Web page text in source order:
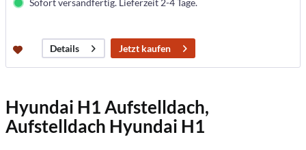
Sofort versandfertig. Lieferzeit 2-4 Tage.
Details Jetzt kaufen
Hyundai H1 Aufstelldach,
Aufstelldach Hyundai H1